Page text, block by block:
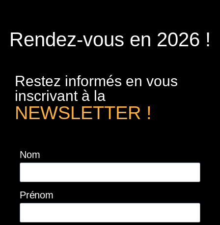
Rendez-vous en 2026 !
Restez informés en vous
inscrivant à la
NEWSLETTER !
Nom
Prénom